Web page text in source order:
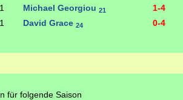
Michael Georgiou 21
1-4
David Grace 24 0-4
für folgende Saison